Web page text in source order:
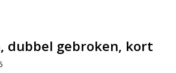
dubbel gebroken, kort